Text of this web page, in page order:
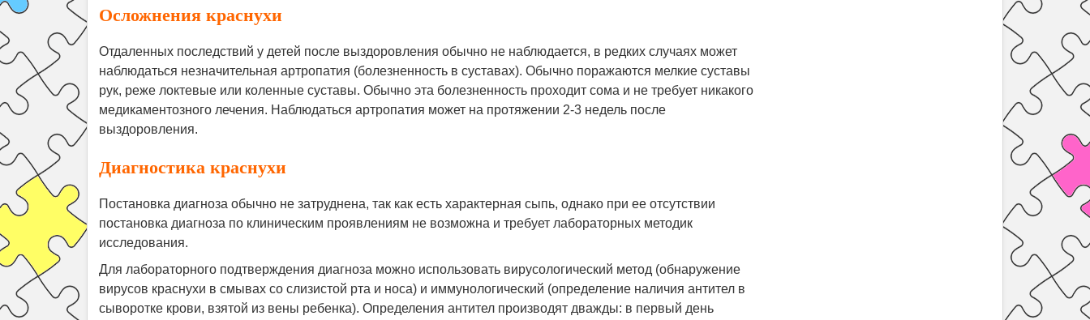
Осложнения краснухи
Отдаленных последствий у детей после выздоровления обычно не наблюдается, в редких случаях может
наблюдаться незначительная артропатия (болезненность в суставах). Обычно поражаются мелкие суставы
рук, реже локтевые или коленные суставы. Обычно эта болезненность проходит сома и не требует никакого
медикаментозного лечения. Наблюдаться артропатия может на протяжении 2-3 недель после
выздоровления.
Диагностика краснухи
Постановка диагноза обычно не затруднена, так как есть характерная сыпь, однако при ее отсутствии
постановка диагноза по клиническим проявлениям не возможна и требует лабораторных методик
исследования.
Для лабораторного подтверждения диагноза можно использовать вирусологический метод (обнаружение
вирусов краснухи в смывах со слизистой рта и носа) и иммунологический (определение наличия антител в
сыворотке крови, взятой из вены ребенка). Определения антител производят дважды: в первый день